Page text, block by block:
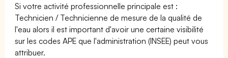
Si votre activité professionnelle principale est :
Technicien / Technicienne de mesure de la qualité de
l'eau alors il est important d'avoir une certaine visibilité
sur les codes APE que l'administration (INSEE) peut vous
attribuer.